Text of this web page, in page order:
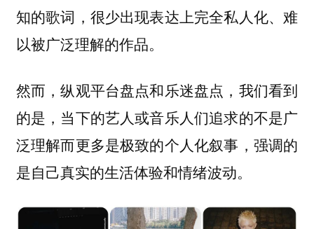
知的歌词，很少出现表达上完全私人化、难
以被广泛理解的作品。
然而，纵观平台盘点和乐迷盘点，我们看到
的是，当下的艺人或音乐人们追求的不是广
泛理解而更多是极致的个人化叙事，强调的
是自己真实的生活体验和情绪波动。